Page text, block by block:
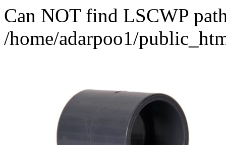
Can NOT find LSCWP
/home/adarpoo1/